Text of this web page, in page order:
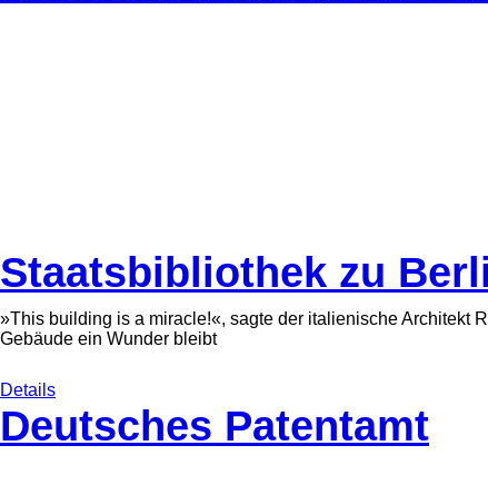
Staatsbibliothek zu
»This building is a miracle!«, sagte der italienische Architekt
Gebäude ein Wunder bleibt
Details
Deutsches Patentamt